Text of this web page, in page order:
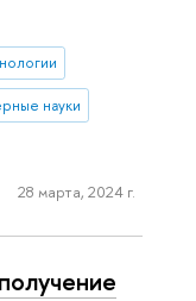
науки
28 марта, 2024 г.